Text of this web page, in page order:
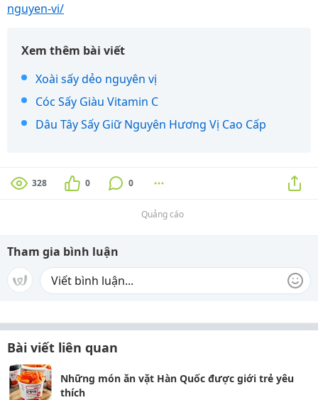
nguyen-vi/
Xem thêm bài viết
Xoài sấy dẻo nguyên vị
Cóc Sấy Giàu Vitamin C
Dâu Tây Sấy Giữ Nguyên Hương Vị Cao Cấp
328 0 0
Quảng cáo
Tham gia bình luận
Bài viết liên quan
Những món ăn vặt Hàn Quốc được giới trẻ yêu
thích